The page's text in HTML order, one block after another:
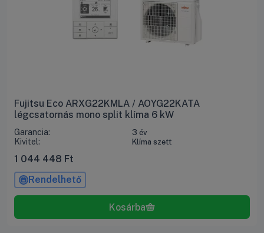
Fujitsu Eco ARXG22KMLA / AOYG22KATA
légcsatornás mono split klíma 6 kW
Garancia: 3 év
Kivitel: Klíma szett
1 044 448 Ft
Rendelhető